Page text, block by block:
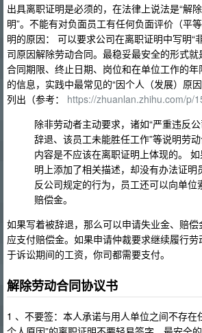
出具离职证明是必须的，在法律上说法是“解
明”。不能有对负面员工有任何负面评价（平
明的原因： 可以要求公司在离职证明中写明“
司原因解除劳动合同。最稳妥最安全的形式
合同期限、终止日期、岗位和在单位工作的
的信息，实践中最常见的“因个人（发展）原
列出（参考： https://zhuanlan.zhihu.com/p/
除非劳动者主动要求，诸如“严重违反
辞退、该员工未能胜任工作”等说明劳
内容是不应该在离职证明上体现的。
明上添加了相关描述，却没有办法证明
反公司规定的行为，员工还可以向单位
赔偿金。
如果写着被辞退，那么可以申请失业金、赔
应支付赔偿金。如果申请仲裁要求继续履行
于诉讼期间的工资，你司都需要支付。
解除劳动合同协议书
1 、不要签：本人承诺与用人单位之间不存在